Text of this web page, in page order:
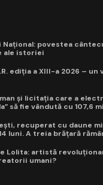
Național: povestea
ale istoriei
ediția a XIII-a 2026 –
și licitația care a
să fie vândută cu 107,6
recuperat cu daune
luni. A treia brățară
Lolita: artistă
umani?